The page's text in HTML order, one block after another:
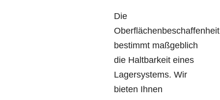
Die
Oberflächenbeschaffenheit
bestimmt maßgeblich
die Haltbarkeit eines
Lagersystems. Wir
bieten Ihnen